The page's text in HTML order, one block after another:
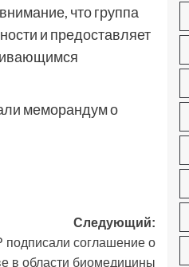
что группа
и предоставляет
меморандум о
Следующий:
соглашение о
в области биомедицины